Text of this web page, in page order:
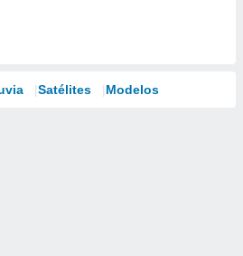
Satélites Modelos